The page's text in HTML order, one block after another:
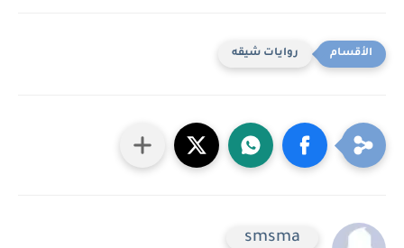
روايات شيقه
smsma